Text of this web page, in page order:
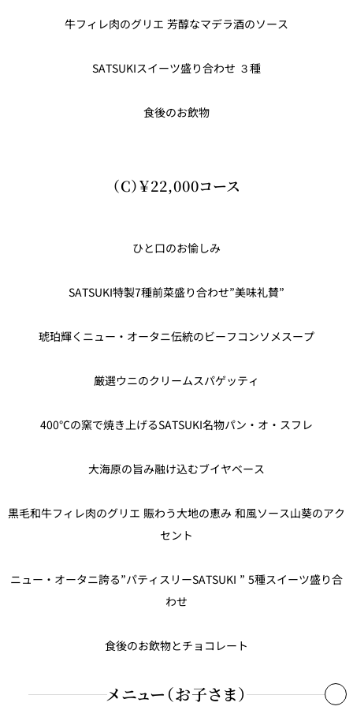
牛フィレ肉のグリエ 芳醇なマデラ酒のソース
SATSUKIスイーツ盛り合わせ ３種
食後のお飲物
（C）￥22,000コース
ひと口のお愉しみ
SATSUKI特製7種前菜盛り合わせ”美味礼賛”
琥珀輝くニュー・オータニ伝統のビーフコンソメスープ
厳選ウニのクリームスパゲッティ
400℃の窯で焼き上げるSATSUKI名物パン・オ・スフレ
大海原の旨み融け込むブイヤベース
黒毛和牛フィレ肉のグリエ 賑わう大地の恵み 和風ソース山葵のアク
セント
ニュー・オータニ誇る”パティスリーSATSUKI ” 5種スイーツ盛り合
わせ
食後のお飲物とチョコレート
メニュー（お子さま）
（3～5歳向け）
リンゴジュース 又は オレンジジュース
コーンスープ
----------キッズプレート----------
チキンライス
ポークソーセージ
--------------------------------------
お客さまのご都合により、ご予約をお取り消しになる場合は、「ご
予約日から起算して」下記の期間・料率に基づき取消料を申し受け
翌日扱いとさせていただきます。
ご予
約日
ご予
約日
ご予約